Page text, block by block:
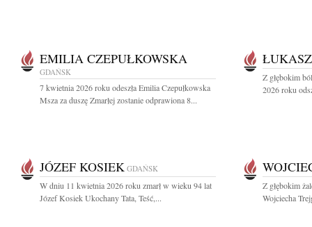
EMILIA CZEPUŁKOWSKA
GDAŃSK
7 kwietnia 2026 roku odeszła Emilia Czepułkowska
Msza za duszę Zmarłej zostanie odprawiona 8...
Z głębokim
2026 roku
JÓZEF KOSIEK GDAŃSK
W dniu 11 kwietnia 2026 roku zmarł w wieku 94 lat
Józef Kosiek Ukochany Tata, Teść,...
Z głębokim
Wojciecha